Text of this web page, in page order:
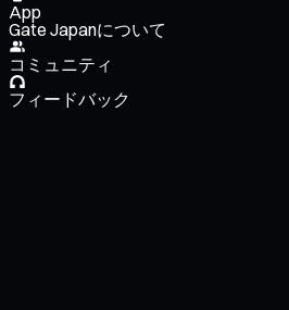
App
Gate Japanについて
コミュニティ
フィードバック